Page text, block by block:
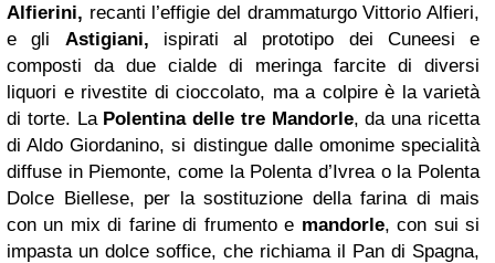
Alfierini, recanti l’effigie del drammaturgo Vittorio Alfieri,
e gli Astigiani, ispirati al prototipo dei Cuneesi e
composti da due cialde di meringa farcite di diversi
liquori e rivestite di cioccolato, ma a colpire è la varietà
di torte. La Polentina delle tre Mandorle, da una ricetta
di Aldo Giordanino, si distingue dalle omonime specialità
diffuse in Piemonte, come la Polenta d’Ivrea o la Polenta
Dolce Biellese, per la sostituzione della farina di mais
con un mix di farine di frumento e mandorle, con sui si
impasta un dolce soffice, che richiama il Pan di Spagna,